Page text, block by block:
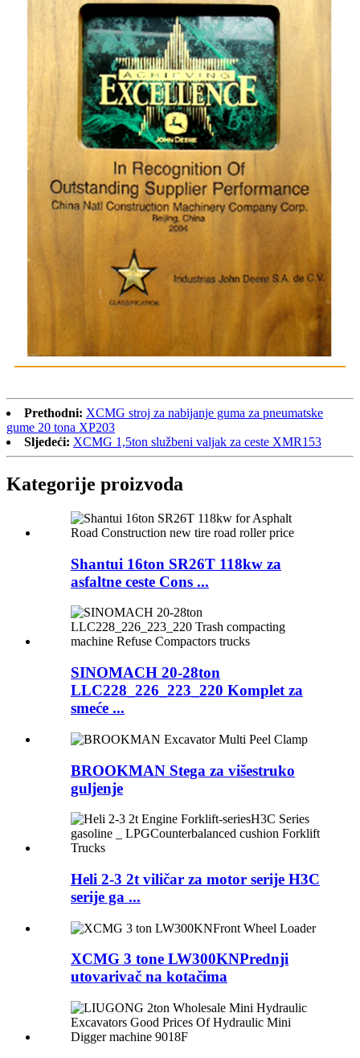
Prethodni: XCMG stroj za nabijanje guma za pneumatske
gume 20 tona XP203
Sljedeći: XCMG 1,5ton službeni valjak za ceste XMR153
Kategorije proizvoda
Shantui 16ton SR26T 118kw za
asfaltne ceste Cons ...
SINOMACH 20-28ton
LLC228_226_223_220 Komplet za
smeće ...
BROOKMAN Stega za višestruko
guljenje
Heli 2-3 2t viličar za motor serije H3C
serije ga ...
XCMG 3 tone LW300KNPrednji
utovarivač na kotačima